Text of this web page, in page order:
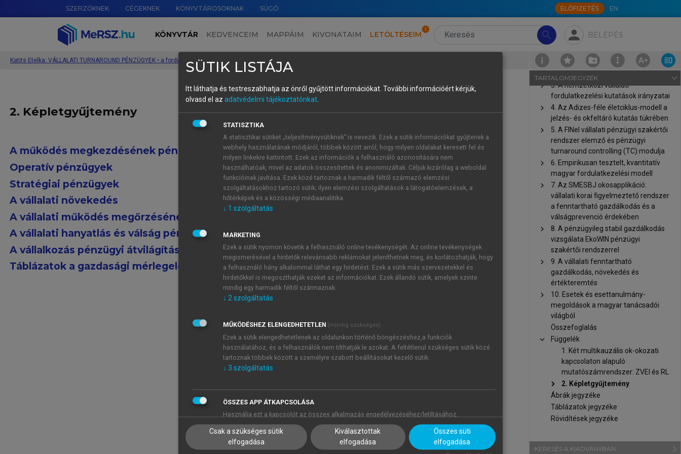
SZERZŐKNEK CÉGEKNEK KÖNYVTÁROSOKNAK SÚGÓ ELŐFIZETÉS EN
search person BELÉPÉS
KÖNYVTÁR KEDVENCEIM MAPPÁIM KIVONATAIM LETÖLTÉSEIM
Katits Etelka: VÁLLALATI TURNAROUND PÉNZÜGYEK • a fordulatkezelési kutatások tükrében és a fenntartható gazdálkodás érdekében
2. Képletgyűjtemény
A működés megkezdésének pénzügyei
Operatív pénzügyek
Stratégiai pénzügyek
A vállalati növekedés
A vállalati működés megőrzésének pénzügyei
A vállalati hanyatlás és válság pénzügyei
A vállalkozás pénzügyi átvilágítása
Táblázatok a gazdasági mérlegeléshez
TARTALOMJEGYZÉK navigate_next
fenntartható gazdálkodás
érdekében
Impresszum
Bevezetés
chevron_right 1. A témakör fogalomtára
chevron_right
2. A vállalati turnaround pénzügyek
tartalmi kerete
chevron_right 3. A nemzetközi vállalati
fordulatkezelési kutatások irányzatai
chevron_right
4. Az Adizes-féle életciklus-modell a
jelzés- és okfeltáró kutatás tükrében
chevron_right
5. A FINel vállalati pénzügyi szakértői
rendszer elemző és pénzügyi
turnaround controlling (TC) modulja
chevron_right
6. Empirikusan tesztelt, kvantitatív
magyar fordulatkezelési modell
chevron_right
7. Az SMESBJ okosapplikáció:
vállalati korai figyelmeztető rendszer
a fenntartható gazdálkodás és a
válságprevenció érdekében
chevron_right
8. A pénzügyileg stabil gazdálkodás
vizsgálata EkoWIN pénzügyi
szakértői rendszerrel
chevron_right
9. A vállalati fenntartható
gazdálkodás, növekedés és
értékteremtés
chevron_right
10. Esetek és esettanulmány-
megoldások a magyar tanácsadói
világból
Összefoglalás
chevron_right
Függelék
1. Két multikauzális ok-okozati
kapcsolaton alapuló
mutatószámrendszer: ZVEI és RL
chevron_right
2. Képletgyűjtemény
Ábrák jegyzéke
Táblázatok jegyzéke
Rövidítések jegyzéke
KERESÉS A KIADVÁNYBAN
SÜTIK LISTÁJA
Itt láthatja és testreszabhatja az önről gyűjtött információkat. További információért kérjük,
olvasd el az adatvédelmi tájékoztatónkat.
STATISZTIKA
A statisztikai sütiket „teljesítménysütiknek” is nevezik. Ezek a sütik információkat gyűjtenek a
webhely használatának módjáról, többek között arról, hogy milyen oldalakat keresett fel és
milyen linkekre kattintott. Ezek az információk a felhasználó azonosítására nem
használhatóak, mivel az adatok összesítettek és anonimizáltak. Céljuk kizárólag a weboldal
funkcióinak javítása. Ezek közé tartoznak a harmadik féltől származó elemzési
szolgáltatásokhoz tartozó sütik; ilyen elemzési szolgáltatások a látogatóelemzések, a
hőtérképek és a közösségi médiaanalitika.
↓ 1 szolgáltatás
MARKETING
Ezek a sütik nyomon követik a felhasználó online tevékenységét. Az online tevékenységek
megismerésével a hirdetők relevánsabb reklámokat jeleníthetnek meg, és korlátozhatják, hogy
a felhasználó hány alkalommal láthat egy hirdetést. Ezek a sütik más szervezetekkel és
hirdetőkkel is megoszthatják ezeket az információkat. Ezek állandó sütik, amelyek szinte
mindig egy harmadik féltől származnak.
↓ 2szolgáltatás
MŰKÖDÉSHEZ ELENGEDHETETLEN (mindig szükséges)
Ezek a sütik elengedhetetlenek az oldalunkon történő böngészéshez,a funkciók
használatához, és a felhasználók nem tilthatják le azokat. A feltétlenül szükséges sütik közé
tartoznak többek között a személyre szabott beállításokat kezelő sütik.
↓ 3 szolgáltatás
ÖSSZES APP ÁTKAPCSOLÁSA
Használja ezt a kapcsolót az összes alkalmazás engedélyezéséhez/letiltásához.
Csak a szükséges sütik
elfogadása
Kiválasztottak
elfogadása
Összes süti
elfogadása